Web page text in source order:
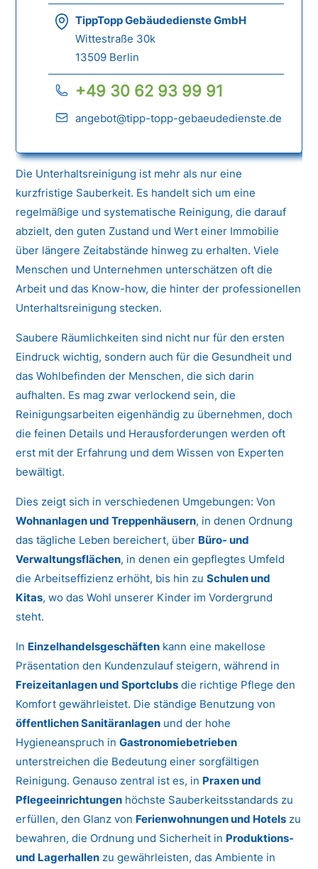
TippTopp Gebäudedienste GmbH
Wittestraße 30k
13509 Berlin
+49 30 62 93 99 91
angebot@tipp-topp-gebaeudedienste.de
Die Unterhaltsreinigung ist mehr als nur eine
kurzfristige Sauberkeit. Es handelt sich um eine
regelmäßige und systematische Reinigung, die darauf
abzielt, den guten Zustand und Wert einer Immobilie
über längere Zeitabstände hinweg zu erhalten. Viele
Menschen und Unternehmen unterschätzen oft die
Arbeit und das Know-how, die hinter der professionellen
Unterhaltsreinigung stecken.
Saubere Räumlichkeiten sind nicht nur für den ersten
Eindruck wichtig, sondern auch für die Gesundheit und
das Wohlbefinden der Menschen, die sich darin
aufhalten. Es mag zwar verlockend sein, die
Reinigungsarbeiten eigenhändig zu übernehmen, doch
die feinen Details und Herausforderungen werden oft
erst mit der Erfahrung und dem Wissen von Experten
bewältigt.
Dies zeigt sich in verschiedenen Umgebungen: Von
Wohnanlagen und Treppenhäusern, in denen Ordnung
das tägliche Leben bereichert, über Büro- und
Verwaltungsflächen, in denen ein gepflegtes Umfeld
die Arbeitseffizienz erhöht, bis hin zuSchulen und
Kitas, wo das Wohl unserer Kinder im Vordergrund
steht.
In Einzelhandelsgeschäften kann eine makellose
Präsentation den Kundenzulauf steigern, während in
Freizeitanlagen und Sportclubs die richtige Pflege den
Komfort gewährleistet. Die ständige Benutzung von
öffentlichen Sanitäranlagen und der hohe
Hygieneanspruch inGastronomiebetrieben
unterstreichen die Bedeutung einer sorgfältigen
Reinigung. Genauso zentral ist es, in Praxen und
Pflegeeinrichtungen höchste Sauberkeitsstandards zu
erfüllen, den Glanz von Ferienwohnungen und Hotels zu
bewahren, die Ordnung und Sicherheit in Produktions-
und Lagerhallen zu gewährleisten, das Ambiente in